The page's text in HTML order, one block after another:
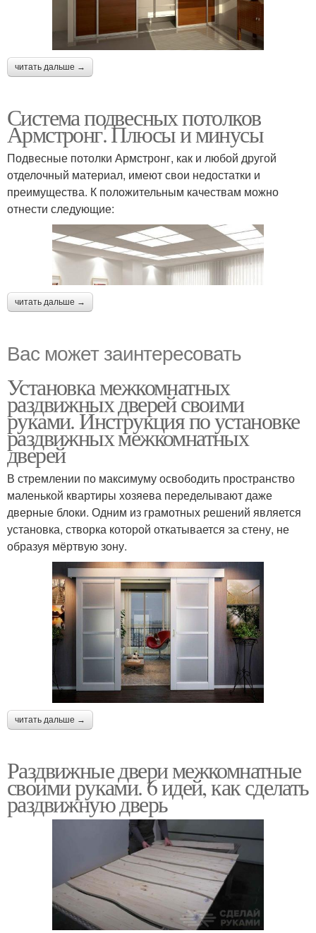
читать дальше →
Система подвесных потолков
Армстронг. Плюсы и минусы
Подвесные потолки Армстронг, как и любой другой
отделочный материал, имеют свои недостатки и
преимущества. К положительным качествам можно
отнести следующие:
читать дальше →
Вас может заинтересовать
Установка межкомнатных
раздвижных дверей своими
руками. Инструкция по установке
раздвижных межкомнатных
дверей
В стремлении по максимуму освободить пространство
маленькой квартиры хозяева переделывают даже
дверные блоки. Одним из грамотных решений является
установка, створка которой откатывается за стену, не
образуя мёртвую зону.
читать дальше →
Раздвижные двери межкомнатные
своими руками. 6 идей, как сделать
раздвижную дверь